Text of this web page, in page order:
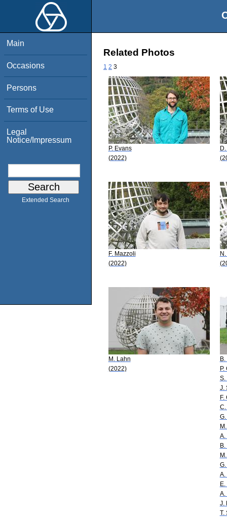
Main
Occasions
Persons
Terms of Use
Legal
Notice/Impressum
Extended Search
Related Photos
1 2 3
P. Evans
(2022)
F. Mazzoli
(2022)
M. Lahn
(2022)
P.
S.
J.
F.
A.
A.
A.
J.
T.